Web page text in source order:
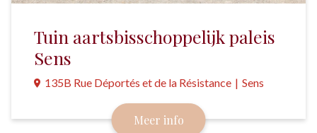
Tuin aartsbisschoppelijk paleis
Sens
135B Rue Déportés et de la Résistance | Sens
Een aangename binnentuin achter het museum en de
kathedraal; een mooi rustpunt bij een bezoek aan
Meer info